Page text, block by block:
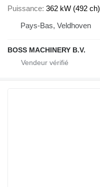
Puissance 362 kW (492 ch)
Pays-Bas, Veldhoven
BOSS MACHINERY B.V.